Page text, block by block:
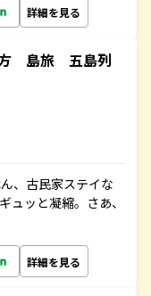
詳細を見る
島旅 五島列
、古民家ステイな
ュッと凝縮。さあ、
詳細を見る